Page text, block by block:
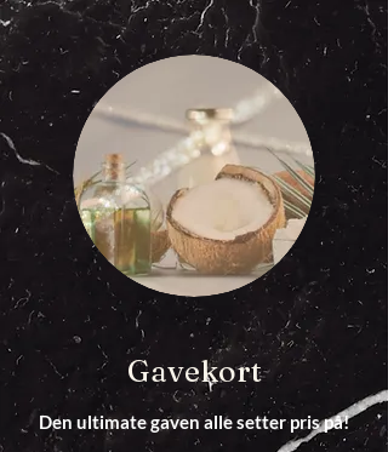
Gavekort
Den ultimate gaven alle setter pris på!